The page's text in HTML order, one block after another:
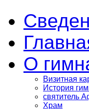
О
Визитная
История
святитель
Храм